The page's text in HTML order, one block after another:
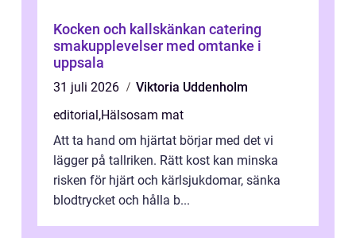
Kocken och kallskänkan catering
smakupplevelser med omtanke i
uppsala
31 juli 2026
Viktoria Uddenholm
editorial,Hälsosam mat
Att ta hand om hjärtat börjar med det vi
lägger på tallriken. Rätt kost kan minska
risken för hjärt och kärlsjukdomar, sänka
blodtrycket och hålla b...